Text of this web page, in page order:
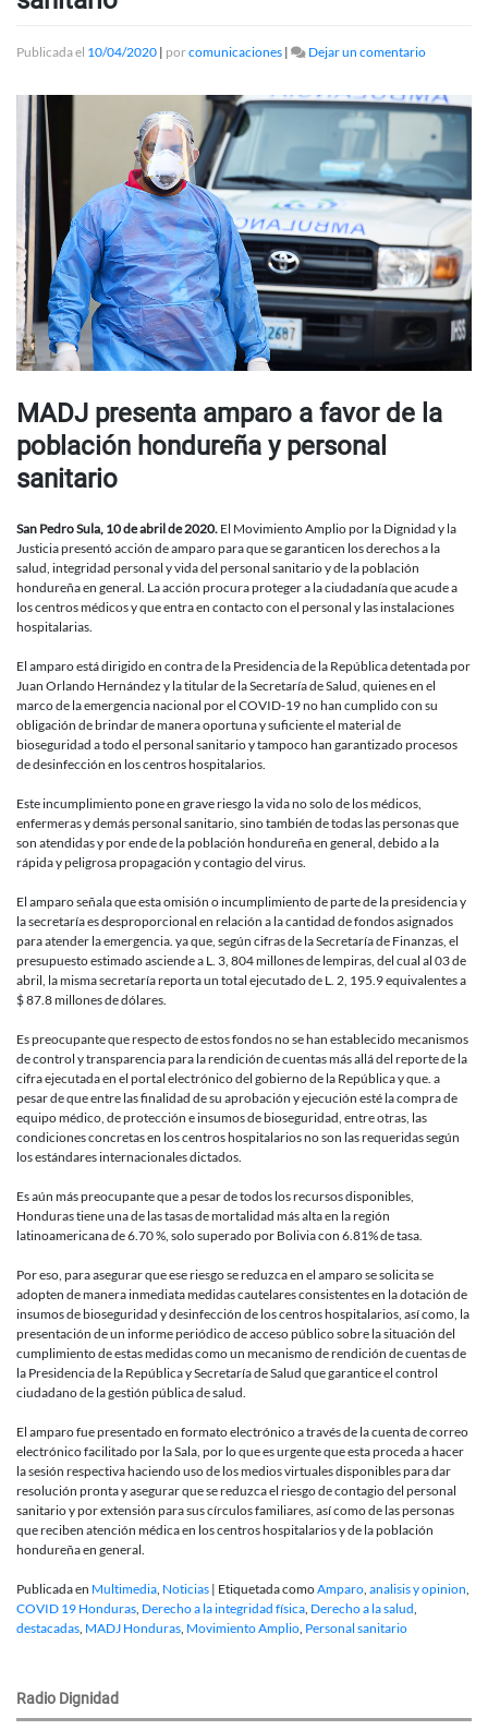
Publicada el 10/04/2020 | porcomunicaciones | Dejar un comentarioen
amparo
favor
de
la
población
hondureña
y
personal
sanitario
MADJ presenta amparo a favor de la
población hondureña y personal
sanitario
San Pedro Sula, 10 de abril de 2020. El Movimiento Amplio por la Dignidad y la
Justicia presentó acción de amparo para que se garanticen los derechos a la
salud, integridad personal y vida del personal sanitario y de la población
hondureña en general. La acción procura proteger a la ciudadanía que acude a
los centros médicos y que entra en contacto con el personal y las instalaciones
hospitalarias.
El amparo está dirigido en contra de la Presidencia de la República detentada por
Juan Orlando Hernández y la titular de la Secretaría de Salud, quienes en el
marco de la emergencia nacional por el COVID-19 no han cumplido con su
obligación de brindar de manera oportuna y suficiente el material de
bioseguridad a todo el personal sanitario y tampoco han garantizado procesos
de desinfección en los centros hospitalarios.
Este incumplimiento pone en grave riesgo la vida no solo de los médicos,
enfermeras y demás personal sanitario, sino también de todas las personas que
son atendidas y por ende de la población hondureña en general, debido a la
rápida y peligrosa propagación y contagio del virus.
El amparo señala que esta omisión o incumplimiento de parte de la presidencia y
la secretaría es desproporcional en relación a la cantidad de fondos asignados
para atender la emergencia. ya que, según cifras de la Secretaría de Finanzas, el
presupuesto estimado asciende a L. 3, 804 millones de lempiras, del cual al 03 de
abril, la misma secretaría reporta un total ejecutado de L. 2, 195.9 equivalentes a
$ 87.8 millones de dólares.
Es preocupante que respecto de estos fondos no se han establecido mecanismos
de control y transparencia para la rendición de cuentas más allá del reporte de la
cifra ejecutada en el portal electrónico del gobierno de la República y que. a
pesar de que entre las finalidad de su aprobación y ejecución esté la compra de
equipo médico, de protección e insumos de bioseguridad, entre otras, las
condiciones concretas en los centros hospitalarios no son las requeridas según
los estándares internacionales dictados.
Es aún más preocupante que a pesar de todos los recursos disponibles,
Honduras tiene una de las tasas de mortalidad más alta en la región
latinoamericana de 6.70 %, solo superado por Bolivia con 6.81% de tasa.
Por eso, para asegurar que ese riesgo se reduzca en el amparo se solicita se
adopten de manera inmediata medidas cautelares consistentes en la dotación de
insumos de bioseguridad y desinfección de los centros hospitalarios, así como, la
presentación de un informe periódico de acceso público sobre la situación del
cumplimiento de estas medidas como un mecanismo de rendición de cuentas de
la Presidencia de la República y Secretaría de Salud que garantice el control
ciudadano de la gestión pública de salud.
El amparo fue presentado en formato electrónico a través de la cuenta de correo
electrónico facilitado por la Sala, por lo que es urgente que esta proceda a hacer
la sesión respectiva haciendo uso de los medios virtuales disponibles para dar
resolución pronta y asegurar que se reduzca el riesgo de contagio del personal
sanitario y por extensión para sus círculos familiares, así como de las personas
que reciben atención médica en los centros hospitalarios y de la población
hondureña en general.
Publicada en Multimedia, Noticias | Etiquetada comoAmparo, analisis y opinion,
COVID 19 Honduras, Derecho a la integridad física, Derecho a la salud,
destacadas, MADJ Honduras, Movimiento Amplio, Personal sanitario
Radio Dignidad